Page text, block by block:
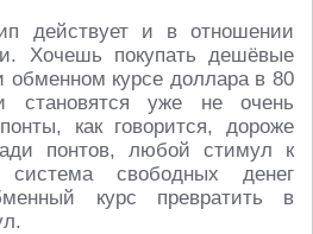
действует и в отношении
Хочешь покупать дешёвые
обменном курсе доллара в 80
становятся уже не очень
как говорится, дороже
понтов, любой стимул к
свободных денег
курс превратить в